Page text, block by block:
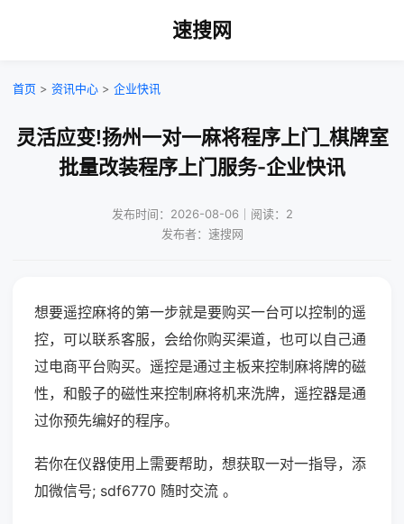
速搜网
首页 > 资讯中心 > 企业快讯
灵活应变!扬州一对一麻将程序上门_棋牌室
批量改装程序上门服务-企业快讯
发布时间：2026-08-06｜阅读：2
发布者：速搜网
想要遥控麻将的第一步就是要购买一台可以控制的遥
控，可以联系客服，会给你购买渠道，也可以自己通
过电商平台购买。遥控是通过主板来控制麻将牌的磁
性，和骰子的磁性来控制麻将机来洗牌，遥控器是通
过你预先编好的程序。
若你在仪器使用上需要帮助，想获取一对一指导，添
加微信号; sdf6770 随时交流 。